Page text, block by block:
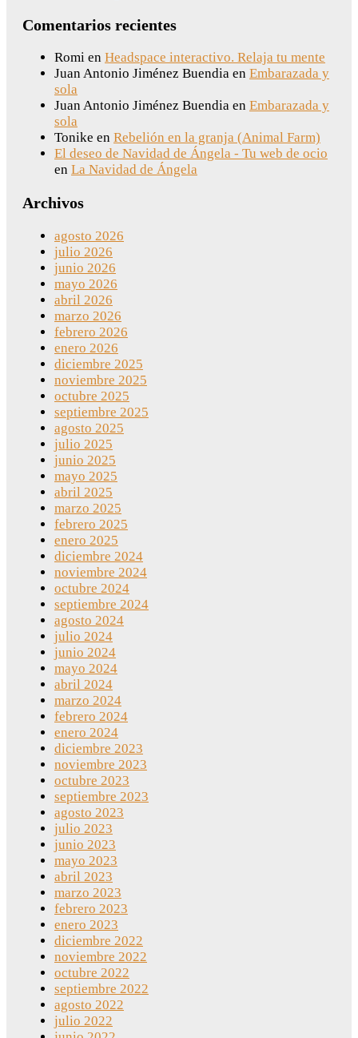
Comentarios recientes
Romi en Headspace interactivo. Relaja tu mente
Juan Antonio Jiménez Buendia en Embarazada y
sola
Juan Antonio Jiménez Buendia en Embarazada y
sola
Tonike en Rebelión en la granja (Animal Farm)
El deseo de Navidad de Ángela - Tu web de ocio
en La Navidad de Ángela
Archivos
agosto 2026
julio 2026
junio 2026
mayo 2026
abril 2026
marzo 2026
febrero 2026
enero 2026
diciembre 2025
noviembre 2025
octubre 2025
septiembre 2025
agosto 2025
julio 2025
junio 2025
mayo 2025
abril 2025
marzo 2025
febrero 2025
enero 2025
diciembre 2024
noviembre 2024
octubre 2024
septiembre 2024
agosto 2024
julio 2024
junio 2024
mayo 2024
abril 2024
marzo 2024
febrero 2024
enero 2024
diciembre 2023
noviembre 2023
octubre 2023
septiembre 2023
agosto 2023
julio 2023
junio 2023
mayo 2023
abril 2023
marzo 2023
febrero 2023
enero 2023
diciembre 2022
noviembre 2022
octubre 2022
septiembre 2022
agosto 2022
julio 2022